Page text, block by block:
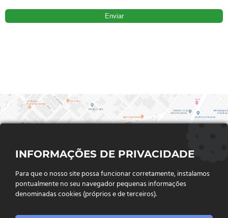
INFORMAÇÕES DE PRIVACIDADE
Para que o nosso site possa funcionar corretamente, instalamos
pontualmente no seu navegador pequenas informações
denominadas cookies (próprios e de terceiros).